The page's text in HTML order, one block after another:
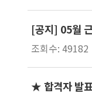
[공지] 05월
조회수: 49182
★ 합격자 발